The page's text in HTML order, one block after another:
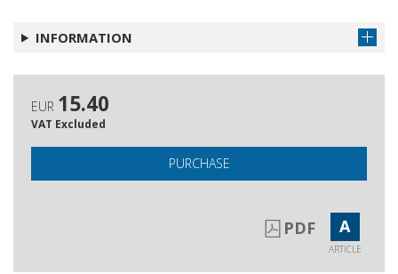
INFORMATION
EUR 15.40
VAT Excluded
PURCHASE
PDF A
ARTICLE